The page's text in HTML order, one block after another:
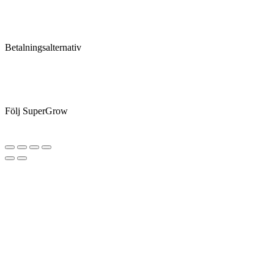
Betalningsalternativ
Följ SuperGrow